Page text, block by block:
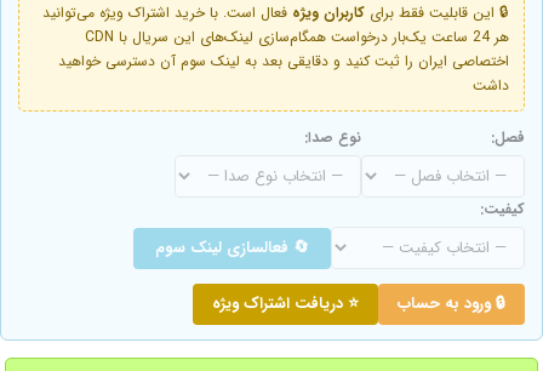
🔒 این قابلیت فقط برای کاربران ویژه فعال است. با خرید اشتراک ویژه می‌توانید
هر 24 ساعت یک‌بار درخواست همگام‌سازی لینک‌های این سریال با CDN
اختصاصی ایران را ثبت کنید و دقایقی بعد به لینک سوم آن دسترسی خواهید
داشت
فصل: نوع صدا:
کیفیت:
🔄 فعالسازی لینک سوم
🔒 ورود به حساب ⭐ دریافت اشتراک ویژه